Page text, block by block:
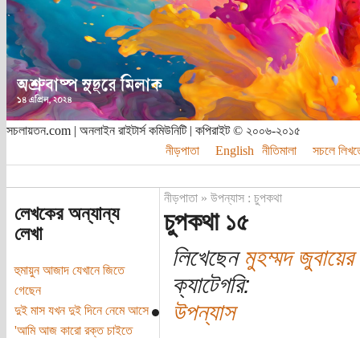
সচলায়তন.com | অনলাইন রাইটার্স কমিউনিটি | কপিরাইট © ২০০৬-২০১৫
নীড়পাতা
English নীতিমালা সচলে
লেখকের অন্যান্য
লেখা
হুমায়ুন আজাদ যেখানে জিতে
গেছেন
দুই মাস যখন দুই দিনে নেমে আসে
'আমি আজ কারো রক্ত চাইতে
নীড়পাতা» উপন্যাস : চুপকথা
চুপকথা ১৫
লিখেছেনমুহম্মদ জুবায়ের
ক্যাটেগরি:
উপন্যাস